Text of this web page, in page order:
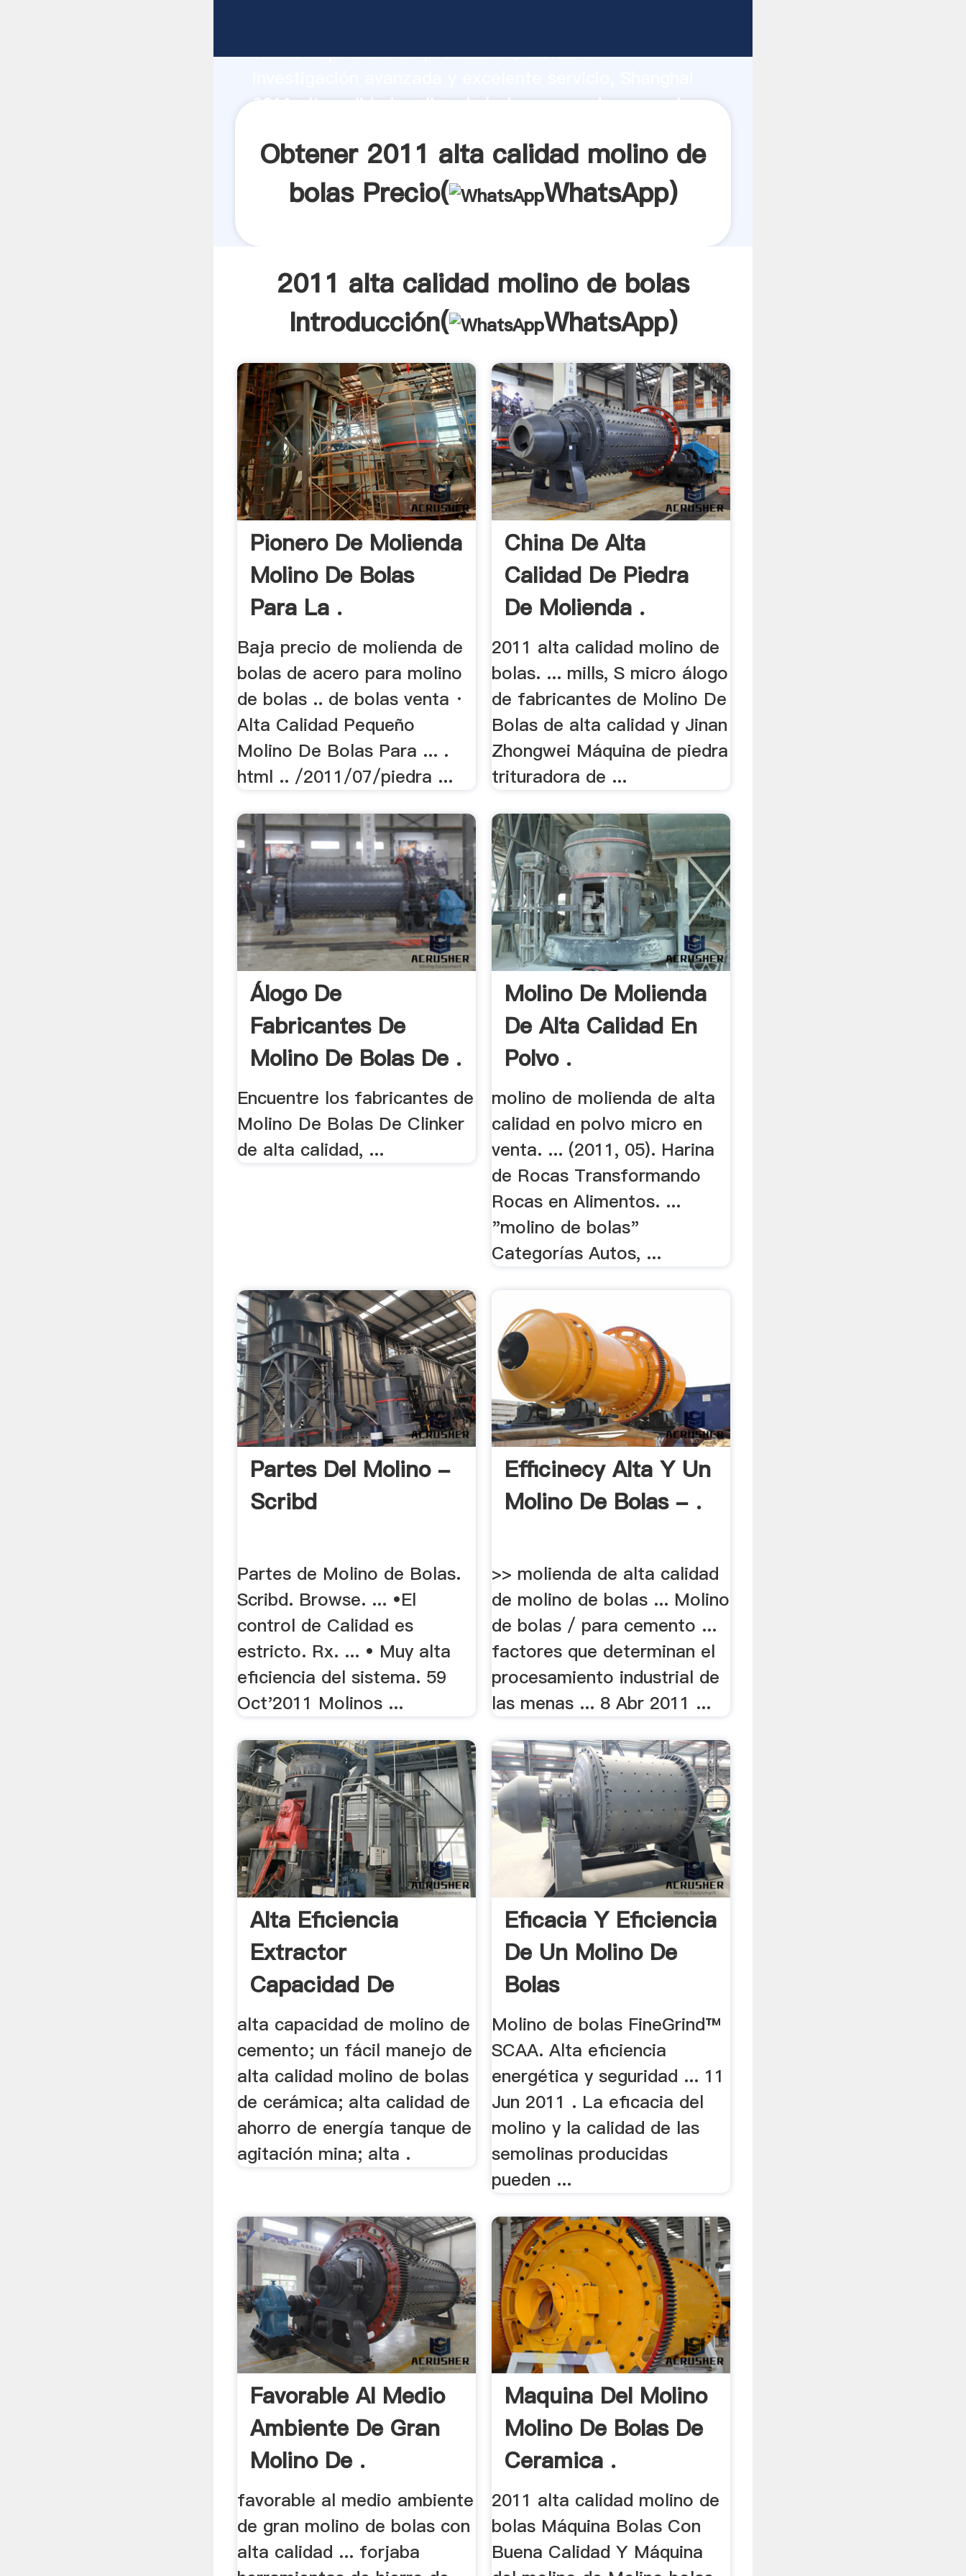
fuerte capacidad de producción, fuerza de
2011 alta calidad molino de bolas proveedor crea el
Obtener 2011 alta calidad molino de
bolas Precio(
WhatsApp)
2011 alta calidad molino de bolas
Introducción(
WhatsApp)
Pionero De Molienda
Molino De Bolas
Para La .
Baja precio de molienda de
bolas de acero para molino
de bolas .. de bolas venta ·
Alta Calidad Pequeño
Molino De Bolas Para ... .
html .. /2011/07/piedra ...
China De Alta
Calidad De Piedra
De Molienda .
2011 alta calidad molino de
bolas. ... mills, S micro álogo
de fabricantes de Molino De
Bolas de alta calidad y Jinan
Zhongwei Máquina de piedra
trituradora de ...
Álogo De
Fabricantes De
Molino De Bolas De .
Encuentre los fabricantes de
Molino De Bolas De Clinker
de alta calidad, ...
Molino De Molienda
De Alta Calidad En
Polvo .
molino de molienda de alta
calidad en polvo micro en
venta. ... (2011, 05). Harina
de Rocas Transformando
Rocas en Alimentos. ...
"molino de bolas"
Categorías Autos, ...
Partes Del Molino -
Scribd
Partes de Molino de Bolas.
Scribd. Browse. ... •El
control de Calidad es
estricto. Rx. ... • Muy alta
eficiencia del sistema. 59
Oct'2011 Molinos ...
Efficinecy Alta Y Un
Molino De Bolas - .
>> molienda de alta calidad
de molino de bolas ... Molino
de bolas / para cemento ...
factores que determinan el
procesamiento industrial de
las menas ... 8 Abr 2011 ...
Alta Eficiencia
Extractor
Capacidad De
Molino De .
alta capacidad de molino de
cemento; un fácil manejo de
alta calidad molino de bolas
de cerámica; alta calidad de
ahorro de energía tanque de
agitación mina; alta .
Eficacia Y Eficiencia
De Un Molino De
Bolas
Molino de bolas FineGrind™
SCAA. Alta eficiencia
energética y seguridad ... 11
Jun 2011 . La eficacia del
molino y la calidad de las
semolinas producidas
pueden ...
Favorable Al Medio
Ambiente De Gran
Molino De .
favorable al medio ambiente
de gran molino de bolas con
alta calidad ... forjaba
Maquina Del Molino
Molino De Bolas De
Ceramica .
2011 alta calidad molino de
bolas Máquina Bolas Con
Buena Calidad Y Máquina